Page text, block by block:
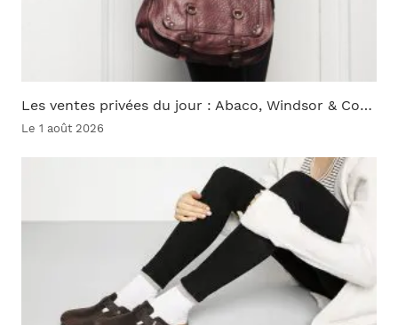
Les ventes privées du jour : Abaco, Windsor & Co…
Le 1 août 2026